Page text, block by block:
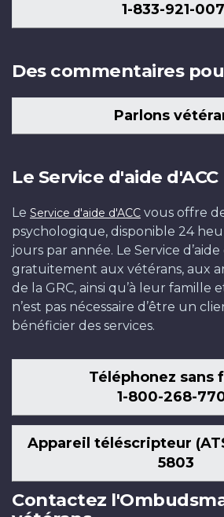
1-833-921-
Des commentaires
Parlons
Le Service d'aide d'ACC
Le Service d'aide d'ACC vous offre
psychologique, disponible 24
jours par année. Le Service d’aide
gratuitement aux vétérans, aux
de la GRC, ainsi qu’à leur famille
n’est pas nécessaire d’être un
bénéficier des services.
Téléphonez sans
1-800-268-
Appareil téléscripteur
5803
Contactez